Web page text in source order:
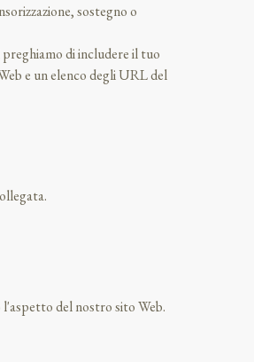
sostegno o
preghiamo di includere il tuo
e un elenco degli URL del
l'aspetto del nostro sito Web.